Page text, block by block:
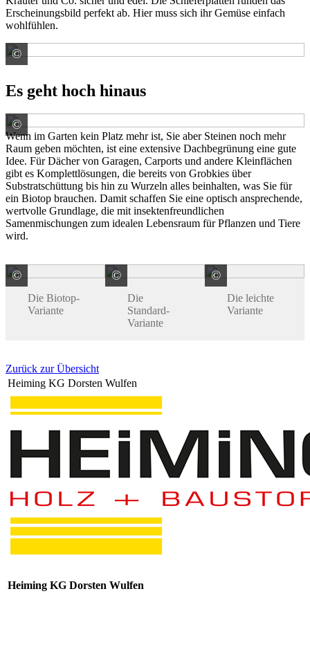
Erscheinungsbild perfekt ab. Hier muss sich ihr Gemüse einfach
wohlfühlen.
© Natursteinpark Horn Fuhrbetrieb Horn GmbH
Es geht hoch hinaus
©
Paul Bauder GmbH & Co. KG Werk Stuttgart
Wenn im Garten kein Platz mehr ist, Sie aber Steinen noch mehr
Raum geben möchten, ist eine extensive Dachbegrünung eine gute
Idee. Für Dächer von Garagen, Carports und andere Kleinflächen
gibt es Komplettlösungen, die bereits von Grobkies über
Substratschüttung bis hin zu Wurzeln alles beinhalten, was Sie für
ein Biotop brauchen. Damit schaffen Sie eine optisch ansprechende,
wertvolle Grundlage, die mit insektenfreundlichen
Samenmischungen zum idealen Lebensraum für Pflanzen und Tiere
wird.
©
Paul Bauder GmbH & Co. KG Werk Stuttgart
Die Biotop-
Variante
©
Paul Bauder GmbH & Co. KG
Die
Standard-
Variante
©
Paul Bauder
Die leichte
Variante
Zurück zur Übersicht
Heiming KG Dorsten Wulfen
Heiming KG Dorsten Wulfen